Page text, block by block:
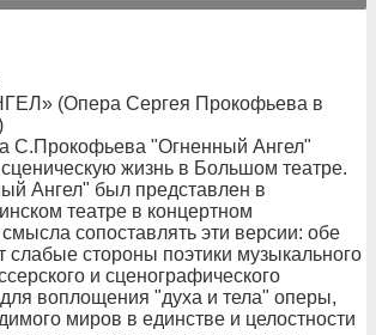
(Опера Сергея Прокофьева в
С.Прокофьева "Огненный Ангел"
жизнь в Большом театре.
Ангел" был представлен в
театре в концертном
сопоставлять эти версии: обе
слабые стороны поэтики музыкального
и сценографического
воплощения "духа и тела" оперы,
миров в единстве и целостности